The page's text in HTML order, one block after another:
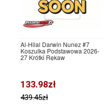
Al-Hilal Darwin Nunez #7
Koszulka Podstawowa 2026-
27 Krótki Rękaw
133.98zł
439.45zł